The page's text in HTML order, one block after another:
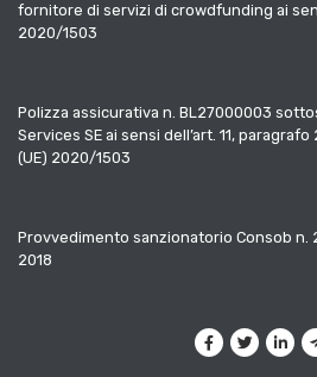
fornitore di servizi di crowdfunding ai
2020/1503
Polizza assicurativa n. BL27000003
Services SE ai sensi dell’art. 11,
(UE) 2020/1503
Provvedimento sanzionatorio Consob n.
2018